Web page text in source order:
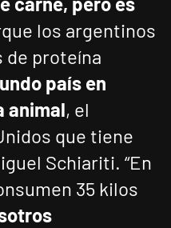
los argentinos
de proteína
país en
animal, el
que tiene
Schiariti. “En
35 kilos